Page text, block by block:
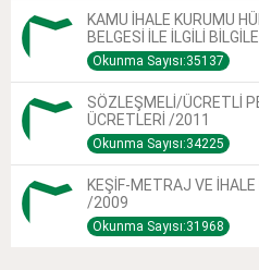
KAMU İHALE KURUMU
BELGESİ İLE İLGİLİ
Okunma Sayısı:35137
SÖZLEŞMELİ/ÜCRETLİ
ÜCRETLERİ /2011
Okunma Sayısı:34225
KEŞİF-METRAJ VE
/2009
Okunma Sayısı:31968